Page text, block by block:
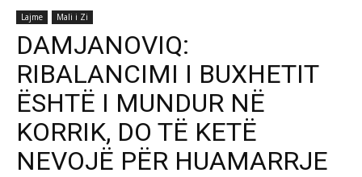
Lajme Mali i Zi
DAMJANOVIQ:
RIBALANCIMI I BUXHETIT
ËSHTË I MUNDUR NË
KORRIK, DO TË KETË
NEVOJË PËR HUAMARRJE